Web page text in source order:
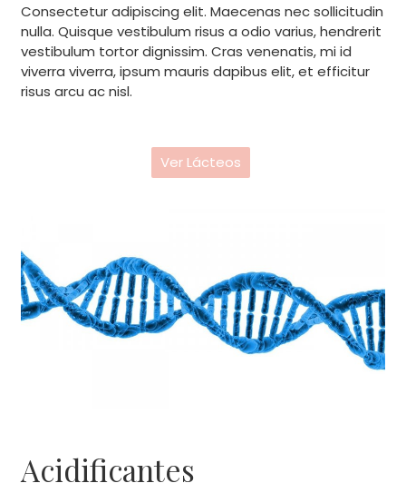
Consectetur adipiscing elit. Maecenas nec sollicitudin
nulla. Quisque vestibulum risus a odio varius, hendrerit
vestibulum tortor dignissim. Cras venenatis, mi id
viverra viverra, ipsum mauris dapibus elit, et efficitur
risus arcu ac nisl.
Ver Lácteos
Acidificantes